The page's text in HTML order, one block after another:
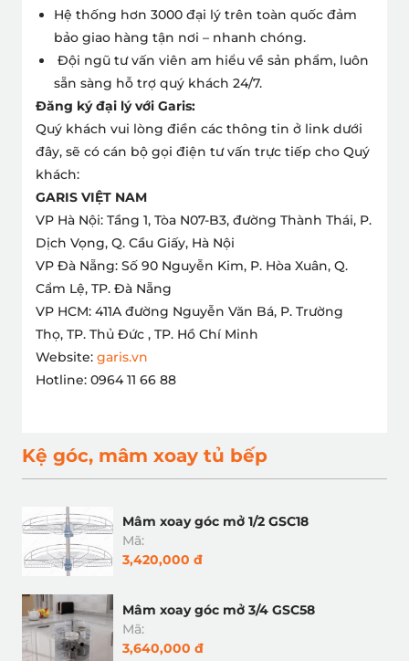
Hệ thống hơn 3000 đại lý trên toàn quốc đảm
bảo giao hàng tận nơi – nhanh chóng.
Đội ngũ tư vấn viên am hiểu về sản phẩm, luôn
sẵn sàng hỗ trợ quý khách 24/7.
Đăng ký đại lý với Garis:
Quý khách vui lòng điền các thông tin ở link dưới
đây, sẽ có cán bộ gọi điện tư vấn trực tiếp cho Quý
khách:
GARIS VIỆT NAM
VP Hà Nội: Tầng 1, Tòa N07-B3, đường Thành Thái, P.
Dịch Vọng, Q. Cầu Giấy, Hà Nội
VP Đà Nẵng: Số 90 Nguyễn Kim, P. Hòa Xuân, Q.
Cẩm Lệ, TP. Đà Nẵng
VP HCM: 411A đường Nguyễn Văn Bá, P. Trường
Thọ, TP. Thủ Đức , TP. Hồ Chí Minh
Website: garis.vn
Hotline: 0964 11 66 88
Kệ góc, mâm xoay tủ bếp
Mâm xoay góc mở 1/2 GSC18
Mã:
3,420,000 đ
Mâm xoay góc mở 3/4 GSC58
Mã:
3,640,000 đ